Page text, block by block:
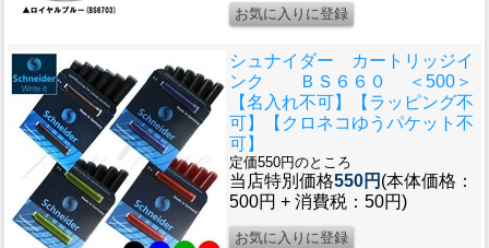
シュナイダー カートリッジイ
ンク ＢＳ６６０ ＜500＞
【名入れ不可】【ラッピング不
可】【クロネコゆうパケット不
可】
定価550円のところ
当店特別価格550円 (本体価格：
500円 + 消費税：50円)